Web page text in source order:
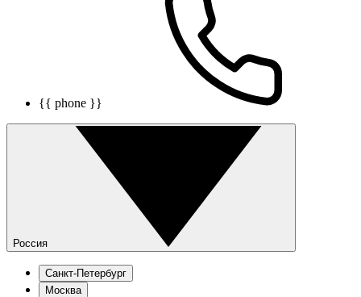
{{ phone }}
Россия
Санкт-Петербург
Москва